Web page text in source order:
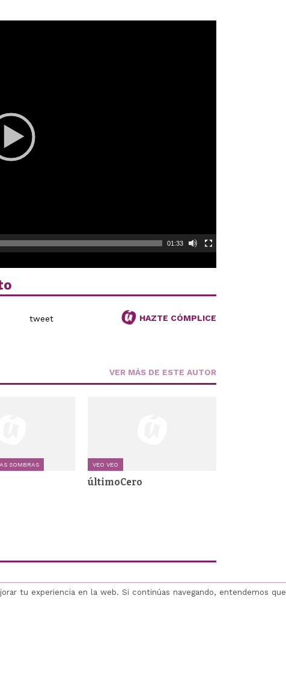
01:33
tweet HAZTE CÓMPLICE
VER MÁS DE ESTE AUTOR
SOMBRAS VEO VEO
últimoCero
tu experiencia en la web. Si continúas navegando, entendemos que